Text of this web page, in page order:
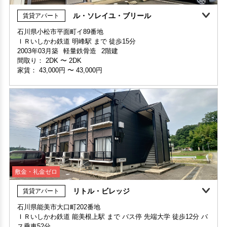
家賃4ヶ月無料 敷金・礼金ゼロ
部屋号数 305号室
階数 3階
間取り 1R(ワンルーム)・専有面積 21.9㎡
敷金 - ・礼金 -
保証人不要・代行
敷金・礼金ゼロ 360°案内
部屋号数 201号室
家賃 39,000円・共益費 3,000円
間取り 2K・専有面積 32㎡
敷金 - ・礼金 -
保証人不要・代行
敷金・礼金ゼロ
部屋号数 1号室
家賃 70,000円・共益費 駐車場 家賃に込み
階数 階
間取り 3LDK・専有面積 216.92㎡
保証人不要・代行 リフォーム ペット可・相談OK
賃貸アパート ル・ソレイユ・ブリール
石川県小松市平面町イ89番地
ＩＲいしかわ鉄道 明峰駅 まで 徒歩15分
2003年03月築
軽量鉄骨造
2階建
間取り： 2DK 〜 2DK
家賃： 43,000円 〜 43,000円
部屋号数 102号室
敷金・礼金ゼロ
賃貸アパート リトル・ビレッジ
石川県能美市大口町202番地
ＩＲいしかわ鉄道 能美根上駅 まで バス停 先端大学 徒歩12分 バ